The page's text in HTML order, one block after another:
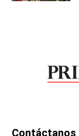
Contáctanos